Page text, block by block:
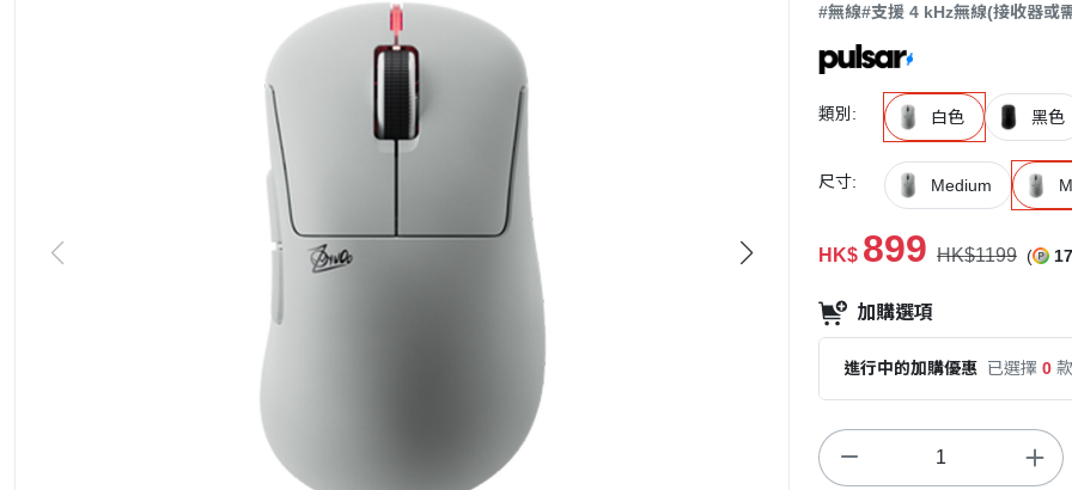
#無線#支援 4 kHz無線(接收器或
類別: 白色 黑色
尺寸: Medium
HK$ 899 HK$1199 (
加購選項
進行中的加購優惠 已選擇 0